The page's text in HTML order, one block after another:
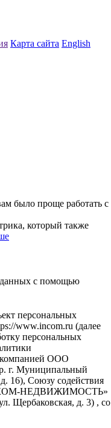
Карта сайта English
было проще работать с
который также
данных с помощью
персональных
www.incom.ru (далее
персональных
компанией ООО
г. Муниципальный
16), Союзу содействия
НЕДВИЖИМОСТЬ»
Щербаковская, д. 3) , со